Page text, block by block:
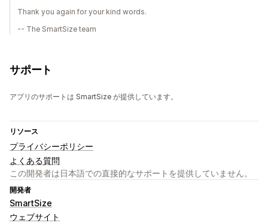
Thank you again for your kind words.
-- The SmartSize team
サポート
アプリのサポートは SmartSize が提供しています。
リソース
プライバシーポリシー
よくある質問
この開発者は日本語での直接的なサポートを提供していません。
開発者
SmartSize
ウェブサイト